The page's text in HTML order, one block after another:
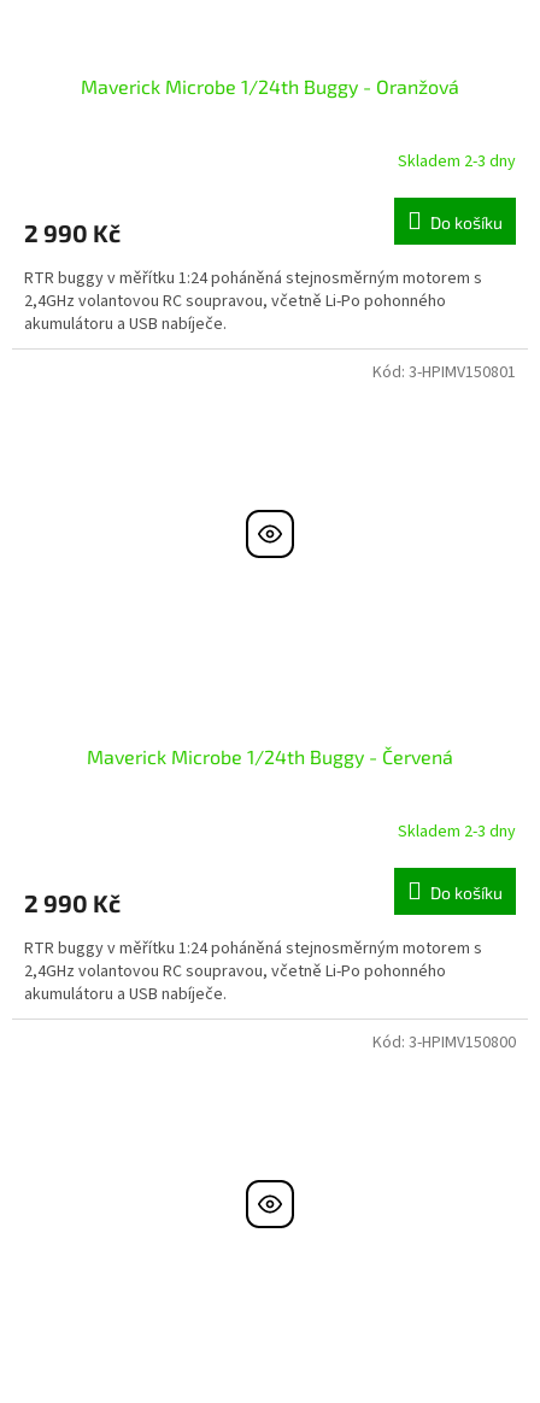
Maverick Microbe 1/24th Buggy - Oranžová
Skladem 2-3 dny
2 990 Kč Do košíku
RTR buggy v měřítku 1:24 poháněná stejnosměrným motorem s
2,4GHz volantovou RC soupravou, včetně Li-Po pohonného
akumulátoru a USB nabíječe.
Maverick Microbe 1/24th Buggy - Červená
Skladem 2-3 dny
2 990 Kč Do košíku
RTR buggy v měřítku 1:24 poháněná stejnosměrným motorem s
2,4GHz volantovou RC soupravou, včetně Li-Po pohonného
akumulátoru a USB nabíječe.
Kód: 3-HPIMV150801
Kód: 3-HPIMV150800